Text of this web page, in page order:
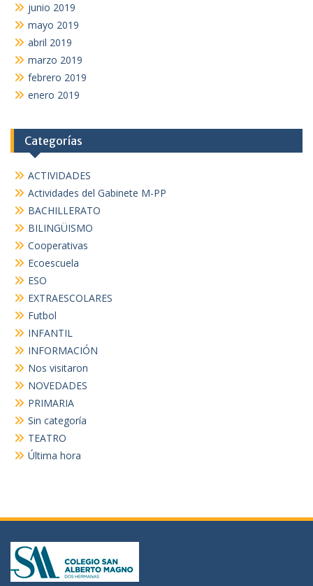
junio 2019
mayo 2019
abril 2019
marzo 2019
febrero 2019
enero 2019
Categorías
ACTIVIDADES
Actividades del Gabinete M-PP
BACHILLERATO
BILINGÜISMO
Cooperativas
Ecoescuela
ESO
EXTRAESCOLARES
Futbol
INFANTIL
INFORMACIÓN
Nos visitaron
NOVEDADES
PRIMARIA
Sin categoría
TEATRO
Última hora